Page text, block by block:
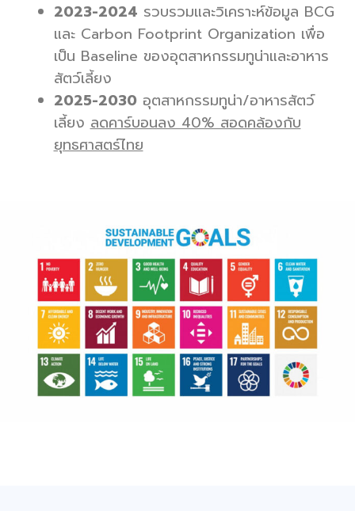
2023-2024 รวบรวมและวิเคราะห์ข้อมูล BCG
และ Carbon Footprint Organization เพื่อ
เป็น Baseline ของอุตสาหกรรมทูน่าและอาหาร
สัตว์เลี้ยง
2025-2030อุตสาหกรรมทูน่า/อาหารสัตว์
เลี้ยงลดคาร์บอนลง 40% สอดคล้องกับ
ยุทธศาสตร์ไทย